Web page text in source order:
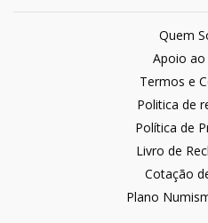
Quem
Apoio ao
Termos e
Politica de
Política de
Livro de
Cotação
Plano